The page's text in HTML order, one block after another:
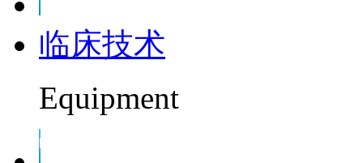
临床技术
Equipment